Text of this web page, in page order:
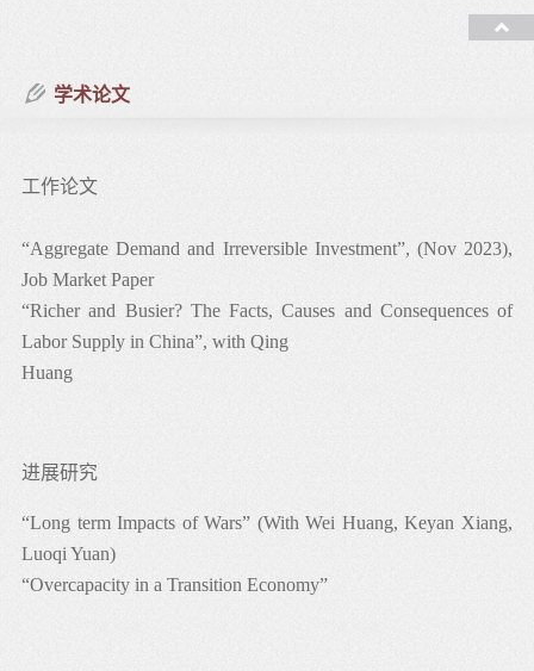
学术论文
工作论文
“Aggregate Demand and Irreversible Investment”, (Nov 2023),
Job Market Paper
“Richer and Busier? The Facts, Causes and Consequences of
Labor Supply in China”, with Qing
Huang
进展研究
“Long term Impacts of Wars” (With Wei Huang, Keyan Xiang,
Luoqi Yuan)
“Overcapacity in a Transition Economy”